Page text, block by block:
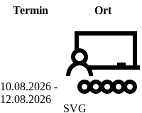
Termin Ort
10.08.2026 -
12.08.2026
SVG